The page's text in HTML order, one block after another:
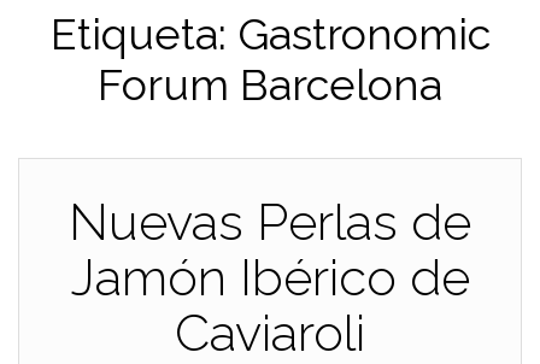
Etiqueta: Gastronomic
Forum Barcelona
Nuevas Perlas de
Jamón Ibérico de
Caviaroli